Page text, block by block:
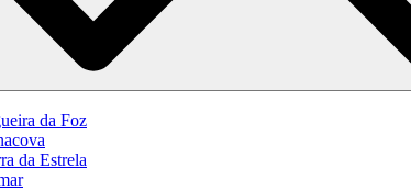
da Foz
da Estrela